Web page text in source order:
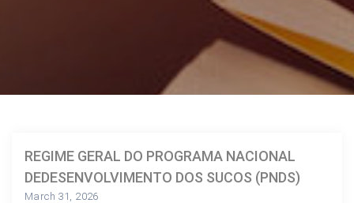
REGIME GERAL DO PROGRAMA NACIONAL
DEDESENVOLVIMENTO DOS SUCOS (PNDS)
March 31, 2026